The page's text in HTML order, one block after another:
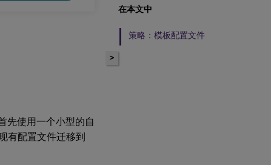
先使用一个小型的自
有配置文件迁移到
>
在本文中
策略：模板配置文件